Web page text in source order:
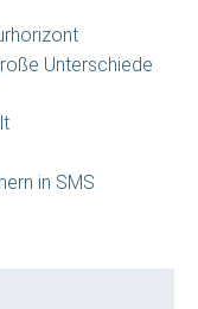
Unterschiede
in SMS